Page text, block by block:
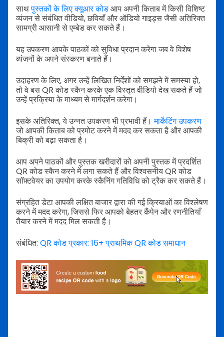
साथपुस्तकों के लिए क्यूआर कोडआप अपनी किताब में किसी विशिष्ट
व्यंजन से संबंधित वीडियो, छवियाँ और ऑडियो गाइड्स जैसी अतिरिक्त
सामग्री आसानी से एम्बेड कर सकते हैं।
यह उपकरण आपके पाठकों को सुविधा प्रदान करेगा जब वे विशेष
व्यंजनों के अपने संस्करण बनाते हैं।
उदाहरण के लिए, अगर उन्हें लिखित निर्देशों को समझने में समस्या हो,
तो वे बस QR कोड स्कैन करके एक विस्तृत वीडियो देख सकते हैं जो
उन्हें प्रक्रिया के माध्यम से मार्गदर्शन करेगा।
इसके अतिरिक्त, ये उन्नत उपकरण भी प्रभावी हैं।मार्केटिंग उपकरण
जो आपकी किताब को प्रमोट करने में मदद कर सकता है और आपकी
बिक्री को बढ़ा सकता है।
आप अपने पाठकों और पुस्तक खरीदारों को अपनी पुस्तक में प्रदर्शित
QR कोड स्कैन करने में लगा सकते हैं और विश्वसनीय QR कोड
सॉफ़्टवेयर का उपयोग करके स्कैनिंग गतिविधि को ट्रैक कर सकते हैं।
संग्रहित डेटा आपकी लक्षित बाजार द्वारा की गई क्रियाओं का विश्लेषण
करने में मदद करेगा, जिससे फिर आपको बेहतर कैंपेन और रणनीतियाँ
तैयार करने में मदद मिल सकती है।
संबंधित: QR कोड प्रकार: 16+ प्राथमिक QR कोड समाधान